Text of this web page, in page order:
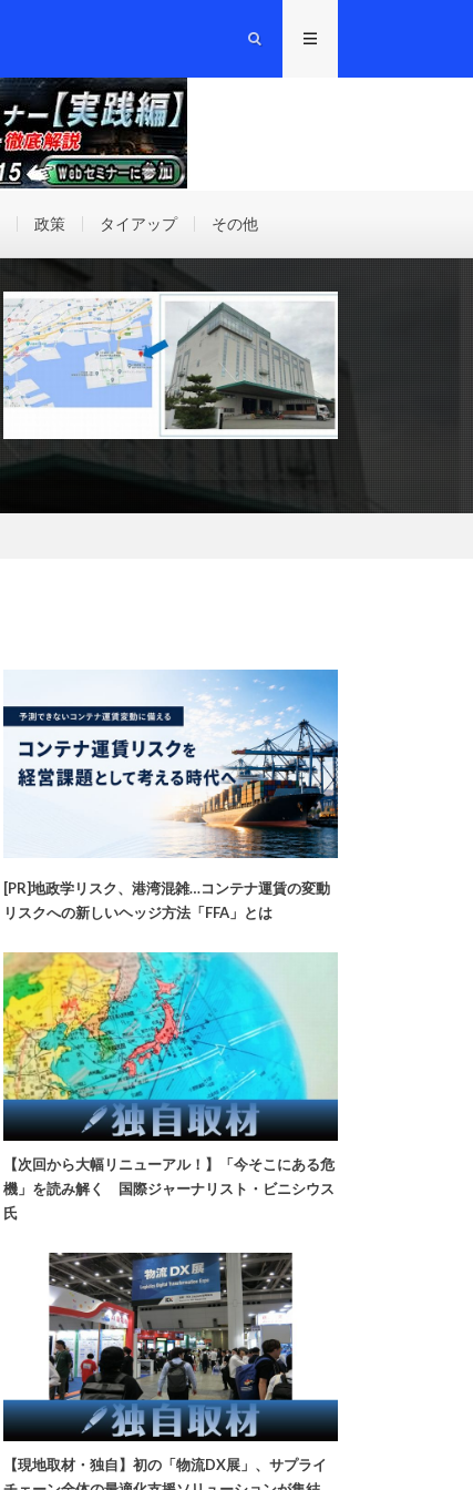
政策 タイアップ その他
[PR]地政学リスク、港湾混雑…コンテナ運賃の変動
リスクへの新しいヘッジ方法「FFA」とは
【次回から大幅リニューアル！】「今そこにある危
機」を読み解く 国際ジャーナリスト・ビニシウス
氏
【現地取材・独自】初の「物流DX展」、サプライ